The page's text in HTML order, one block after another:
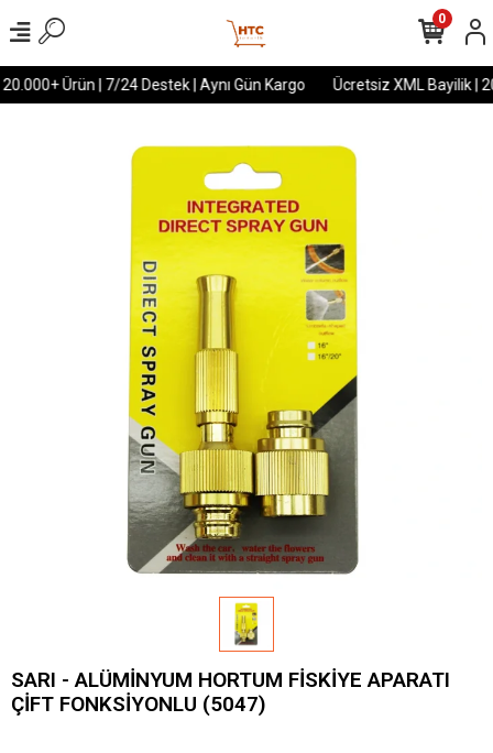
Ürün | 7/24 Destek | Aynı Gün Kargo Ücretsiz XML Bayilik |
0
SARI - ALÜMİNYUM HORTUM FİSKİYE APARATI
ÇİFT FONKSİYONLU (5047)